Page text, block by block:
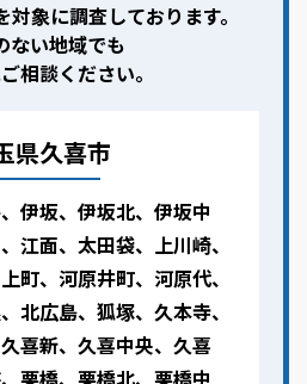
象に調査しております。
ない地域でも
相談ください。
県久喜市
伊坂、伊坂北、伊坂中
江面、太田袋、上川崎、
町、河原井町、河原代、
北広島、狐塚、久本寺、
喜新、久喜中央、久喜
栗橋、栗橋北、栗橋中